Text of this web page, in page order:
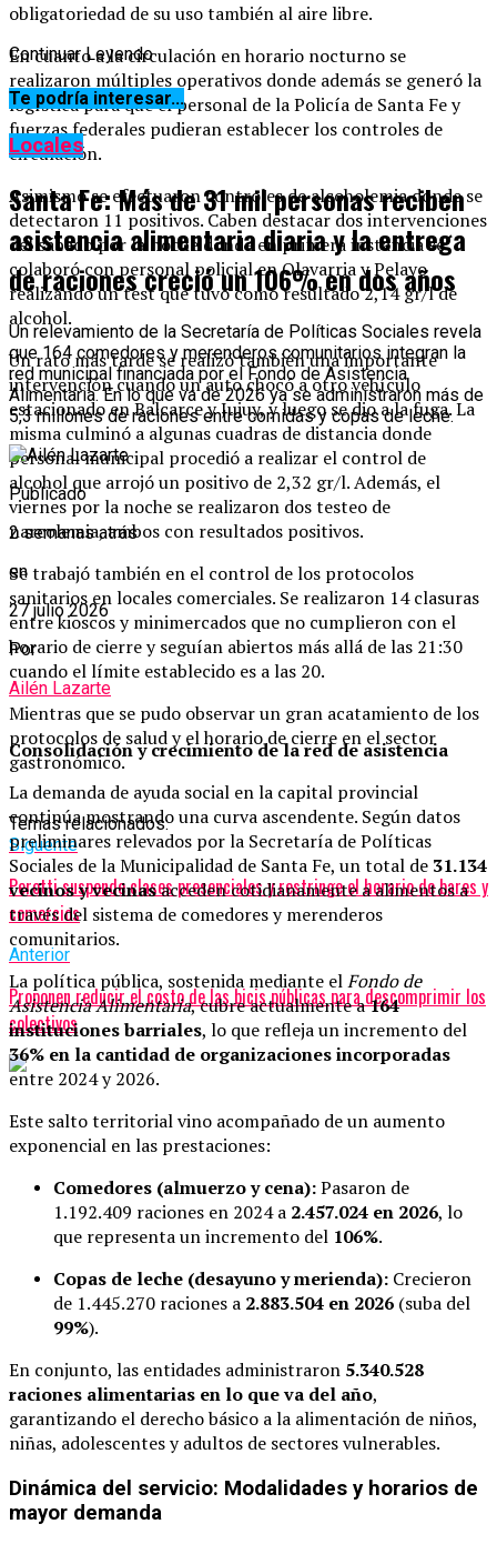
obligatoriedad de su uso también al aire libre.
En cuanto a la circulación en horario nocturno se
realizaron múltiples operativos donde además se generó la
logística para que el personal de la Policía de Santa Fe y
fuerzas federales pudieran establecer los controles de
circulación.
Asimismo se efectuaron controles de alcoholemia donde se
detectaron 11 positivos. Caben destacar dos intervenciones
del sábado por la noche donde en primera instancia se
colaboró con personal policial en Olavarria y Pelayo
realizando un test que tuvo como resultado 2,14 gr/l de
alcohol.
Un rato más tarde se realizó también una importante
intervención cuando un auto chocó a otro vehículo
estacionado en Balcarce y Jujuy, y luego se dio a la fuga. La
misma culminó a algunas cuadras de distancia donde
personal municipal procedió a realizar el control de
alcohol que arrojó un positivo de 2,32 gr/l. Además, el
viernes por la noche se realizaron dos testeo de
narcolemia, ambos con resultados positivos.
Se trabajó también en el control de los protocolos
sanitarios en locales comerciales. Se realizaron 14 clasuras
entre kioscos y minimercados que no cumplieron con el
horario de cierre y seguían abiertos más allá de las 21:30
cuando el límite establecido es a las 20.
Mientras que se pudo observar un gran acatamiento de los
protocolos de salud y el horario de cierre en el sector
gastronómico.
Temas relacionados:
Siguente
Perotti suspende clases presenciales y restringe el horario de bares y
comercios
Anterior
Proponen reducir el costo de las bicis públicas para descomprimir los
colectivos
Continuar Leyendo
Te podría interesar...
Locales
Santa Fe: Más de 31 mil personas reciben
asistencia alimentaria diaria y la entrega
de raciones creció un 106% en dos años
Un relevamiento de la Secretaría de Políticas Sociales revela
que 164 comedores y merenderos comunitarios integran la
red municipal financiada por el Fondo de Asistencia
Alimentaria. En lo que va de 2026 ya se administraron más de
5,3 millones de raciones entre comidas y copas de leche.
Publicado
2 semanas atrás
en
27 julio 2026
Por
Ailén Lazarte
Consolidación y crecimiento de la red de asistencia
La demanda de ayuda social en la capital provincial
continúa mostrando una curva ascendente. Según datos
preliminares relevados por la Secretaría de Políticas
Sociales de la Municipalidad de Santa Fe, un total de 31.134
vecinos y vecinasacceden cotidianamente a alimentos a
través del sistema de comedores y merenderos
comunitarios.
La política pública, sostenida mediante elFondo de
Asistencia Alimentaria, cubre actualmente a164
instituciones barriales, lo que refleja un incremento del
36% en la cantidad de organizaciones incorporadas
entre 2024 y 2026.
Este salto territorial vino acompañado de un aumento
exponencial en las prestaciones:
Comedores (almuerzo y cena):Pasaron de
1.192.409 raciones en 2024 a 2.457.024 en 2026, lo
que representa un incremento del 106%.
Copas de leche (desayuno y merienda): Crecieron
de 1.445.270 raciones a 2.883.504 en 2026 (suba del
99%).
En conjunto, las entidades administraron 5.340.528
raciones alimentarias en lo que va del año,
garantizando el derecho básico a la alimentación de niños,
niñas, adolescentes y adultos de sectores vulnerables.
Dinámica del servicio: Modalidades y horarios de
mayor demanda